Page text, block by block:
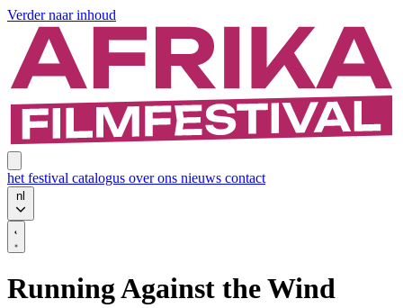
Verder naar inhoud
het festival catalogus over ons nieuws contact
nl
Running Against the Wind